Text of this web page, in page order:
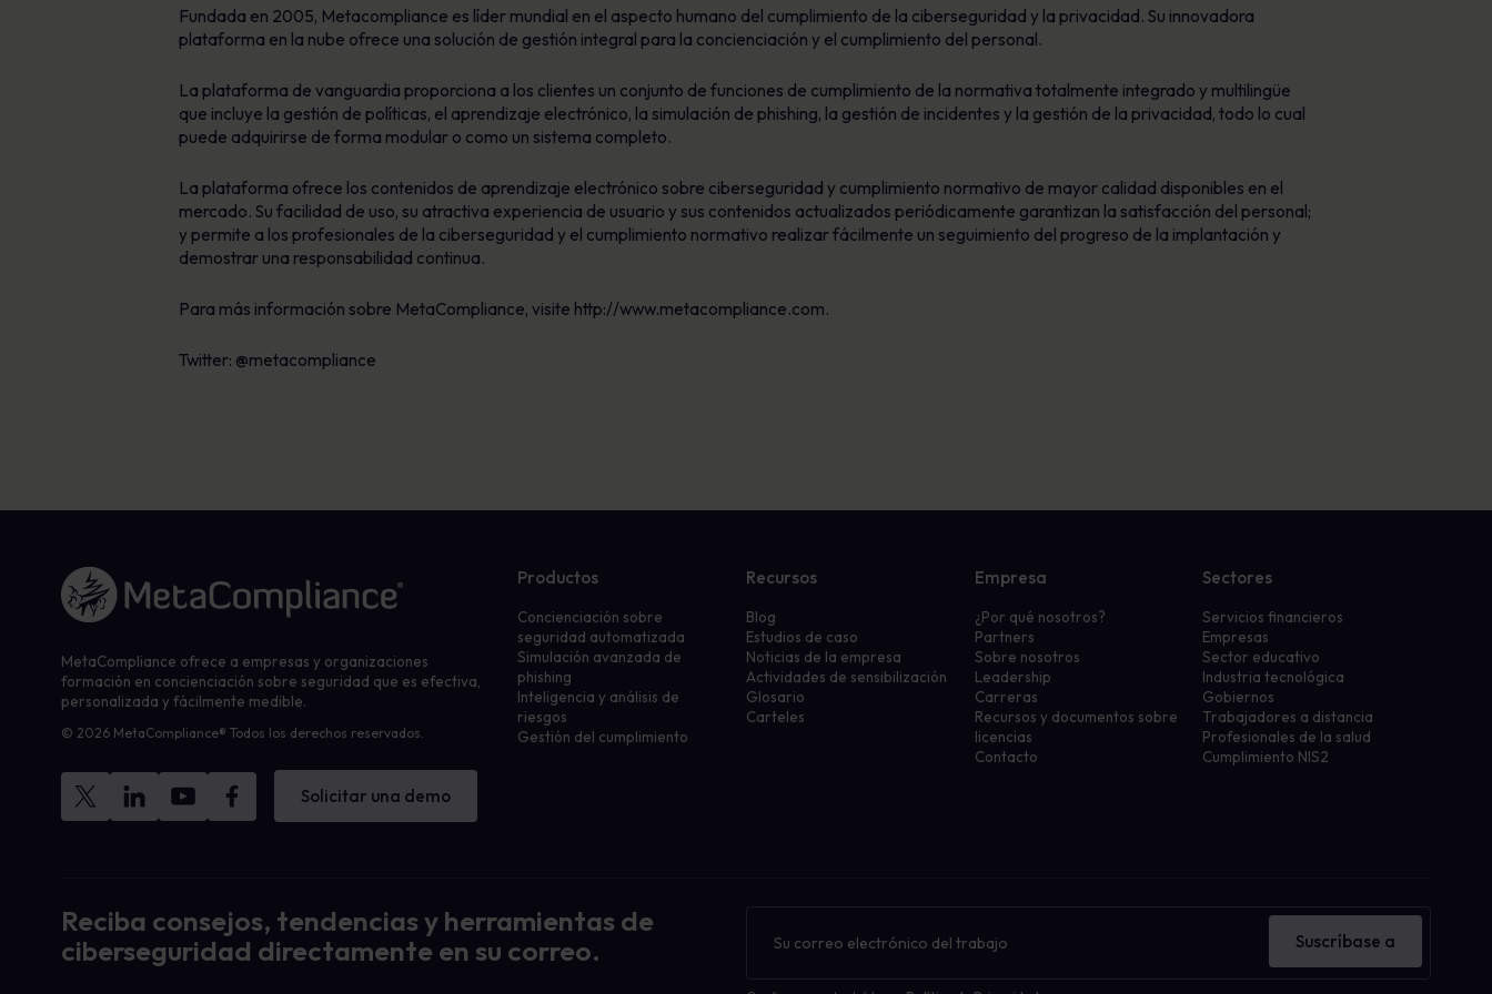
Fundada en 2005, Metacompliance es líder mundial en el aspecto humano del cumplimiento de la ciberseguridad y la privacidad. Su innovadora
plataforma en la nube ofrece una solución de gestión integral para la concienciación y el cumplimiento del personal.
La plataforma de vanguardia proporciona a los clientes un conjunto de funciones de cumplimiento de la normativa totalmente integrado y multilingüe
que incluye la gestión de políticas, el aprendizaje electrónico, la simulación de phishing, la gestión de incidentes y la gestión de la privacidad, todo lo cual
puede adquirirse de forma modular o como un sistema completo.
La plataforma ofrece los contenidos de aprendizaje electrónico sobre ciberseguridad y cumplimiento normativo de mayor calidad disponibles en el
mercado. Su facilidad de uso, su atractiva experiencia de usuario y sus contenidos actualizados periódicamente garantizan la satisfacción del personal;
y permite a los profesionales de la ciberseguridad y el cumplimiento normativo realizar fácilmente un seguimiento del progreso de la implantación y
demostrar una responsabilidad continua.
Para más información sobre MetaCompliance, visite http://www.metacompliance.com.
Twitter: @metacompliance
Enlace a la página de inicio
MetaCompliance ofrece a empresas y organizaciones
formación en concienciación sobre seguridad que es efectiva,
personalizada y fácilmente medible.
© 2026 MetaCompliance® Todos los derechos reservados.
Solicitar una demo
Productos
Concienciación sobre
seguridad automatizada
Simulación avanzada de
phishing
Inteligencia y análisis de
riesgos
Gestión del cumplimiento
Recursos
Blog
Estudios de caso
Noticias de la empresa
Actividades de sensibilización
Glosario
Carteles
Empresa
¿Por qué nosotros?
Partners
Sobre nosotros
Leadership
Carreras
Recursos y documentos sobre
licencias
Contacto
Sectores
Servicios financieros
Empresas
Sector educativo
Industria tecnológica
Gobiernos
Trabajadores a distancia
Profesionales de la salud
Cumplimiento NIS2
Reciba consejos, tendencias y herramientas de
ciberseguridad directamente en su correo.
Suscríbase a